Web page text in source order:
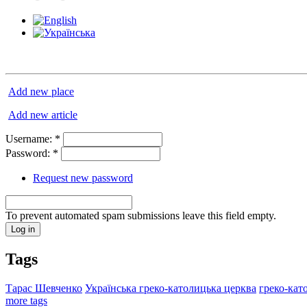
Add new place
Add new article
Username: *
Password: *
Request new password
To prevent automated spam submissions leave this field empty.
Tags
Тарас Шевченко Українська греко-католицька церква греко-
more tags